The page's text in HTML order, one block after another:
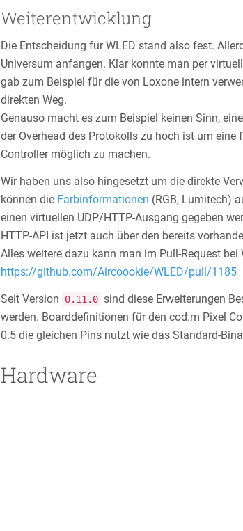
Weiterentwicklung
Die Entscheidung für WLED stand also fest.
Universum anfangen. Klar konnte man per
gab zum Beispiel für die von Loxone intern
direkten Weg.
Genauso macht es zum Beispiel keinen Sinn,
der Overhead des Protokolls zu hoch ist um
Controller möglich zu machen.
Wir haben uns also hingesetzt um die direkte
können die Farbinformationen (RGB, Lumitech)
einen virtuellen UDP/HTTP-Ausgang gegeben
HTTP-API ist jetzt auch über den bereits
Alles weitere dazu kann man im Pull-Request bei
https://github.com/Aircoookie/WLED/pull/1185
Seit Version 0.11.0 sind diese Erweiterungen
werden. Boarddefinitionen für den cod.m Pixel
0.5 die gleichen Pins nutzt wie das Standard-
Hardware